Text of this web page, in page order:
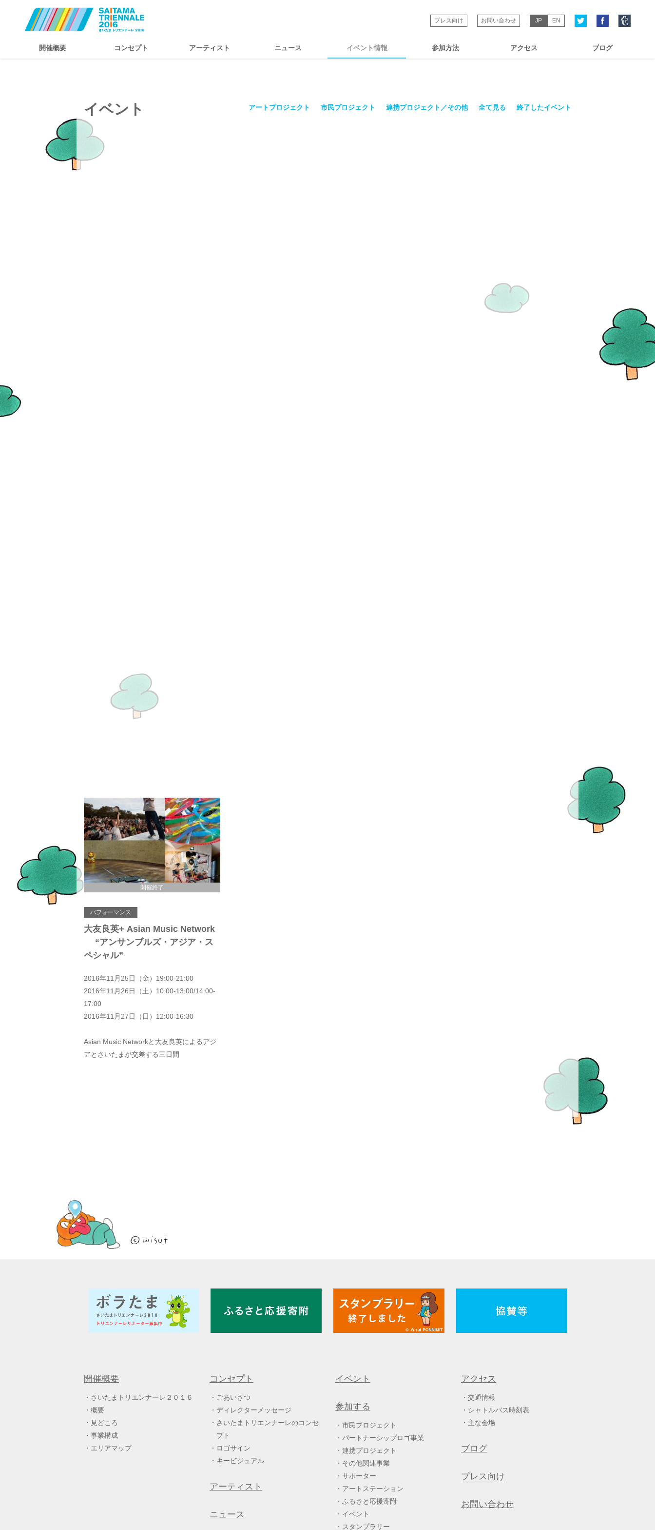
開催概要 コンセプト アーティスト ニュース イベント情報 参加方法 アクセス ブログ
プレス向け お問い合わせ JP EN
イベント アートプロジェクト 市民プロジェクト 連携プロジェクト／その他 全て見る 終了したイベント
開催終了
パフォーマンス
大友良英+ Asian Music Network
“アンサンブルズ・アジア・ス
ペシャル”
2016年11月25日（金）19:00-21:00
2016年11月26日（土）10:00-13:00/14:00-
17:00
2016年11月27日（日）12:00-16:30
Asian Music Networkと大友良英によるアジ
アとさいたまが交差する三日間
開催概要
さいたまトリエンナーレ２０１６
概要
見どころ
事業構成
エリアマップ
コンセプト
ごあいさつ
ディレクターメッセージ
さいたまトリエンナーレのコンセ
プト
ロゴサイン
キービジュアル
アーティスト
ニュース
イベント
参加する
市民プロジェクト
パートナーシップロゴ事業
連携プロジェクト
その他関連事業
サポーター
アートステーション
ふるさと応援寄附
イベント
スタンプラリー
アクセス
交通情報
シャトルバス時刻表
主な会場
ブログ
プレス向け
お問い合わせ